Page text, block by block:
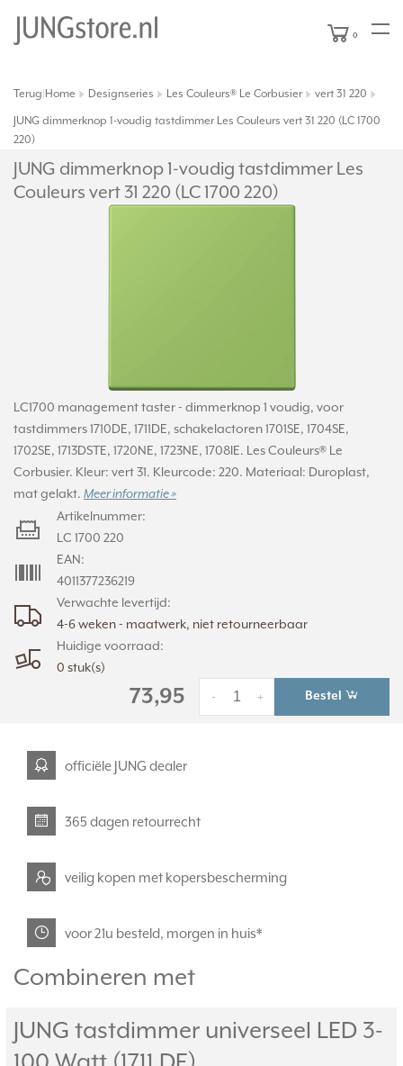
0
Terug Home Designseries Les Couleurs® Le Corbusier vert 31 220
JUNG dimmerknop 1-voudig tastdimmer Les Couleurs vert 31 220 (LC 1700
220)
JUNG dimmerknop 1-voudig tastdimmer Les
Couleurs vert 31 220 (LC 1700 220)
LC1700 management taster - dimmerknop 1 voudig, voor
tastdimmers 1710DE, 1711DE, schakelactoren 1701SE, 1704SE,
1702SE, 1713DSTE, 1720NE, 1723NE, 1708IE. Les Couleurs® Le
Corbusier. Kleur: vert 31. Kleurcode: 220. Materiaal: Duroplast,
mat gelakt. Meer informatie »
Verwachte levertijd:
4-6 weken - maatwerk, niet retourneerbaar
Huidige voorraad:
0 stuk(s)
Artikelnummer:
LC 1700 220
EAN:
4011377236219
73,95 +
- Bestel
officiële JUNG dealer
365 dagen retourrecht
veilig kopen met kopersbescherming
voor 21u besteld, morgen in huis*
Combineren met
JUNG tastdimmer universeel LED 3-